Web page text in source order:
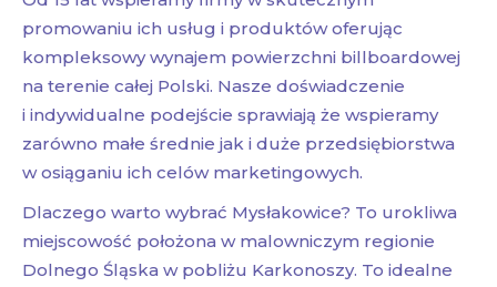
promowaniu ich usług i produktów oferując
kompleksowy wynajem powierzchni billboardowej
na terenie całej Polski. Nasze doświadczenie
i indywidualne podejście sprawiają że wspieramy
zarówno małe średnie jak i duże przedsiębiorstwa
w osiąganiu ich celów marketingowych.
Dlaczego warto wybrać Mysłakowice? To urokliwa
miejscowość położona w malowniczym regionie
Dolnego Śląska w pobliżu Karkonoszy. To idealne